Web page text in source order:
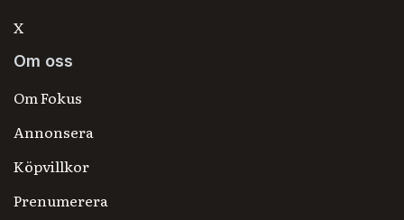
X
Om oss
Om Fokus
Annonsera
Köpvillkor
Prenumerera